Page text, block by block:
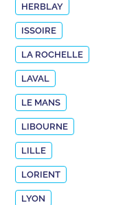
HERBLAY
ISSOIRE
LA ROCHELLE
LAVAL
LE MANS
LIBOURNE
LILLE
LORIENT
LYON